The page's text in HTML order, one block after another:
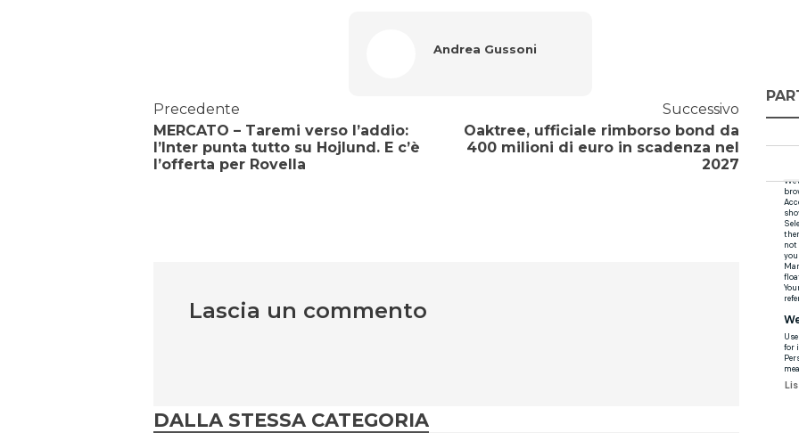
Andrea Gussoni
Precedente
MERCATO – Taremi verso l’addio:
l’Inter punta tutto su Hojlund. E c’è
l’offerta per Rovella
Successivo
Oaktree, ufficiale rimborso bond da
400 milioni di euro in scadenza nel
2027
Lascia un commento
DALLA STESSA CATEGORIA